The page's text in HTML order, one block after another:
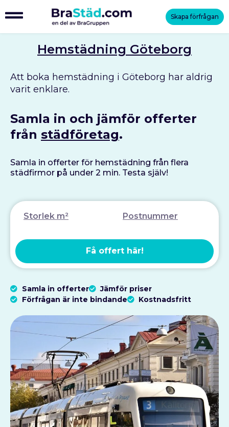
Skapa förfrågan
Hemstädning Göteborg
Att boka hemstädning i Göteborg har aldrig
varit enklare.
Samla in och jämför offerter
från städföretag.
Samla in offerter för hemstädning från flera
städfirmor på under 2 min. Testa själv!
Få offert här!
Samla in offerter
Jämför priser
Förfrågan är inte bindande
Kostnadsfritt